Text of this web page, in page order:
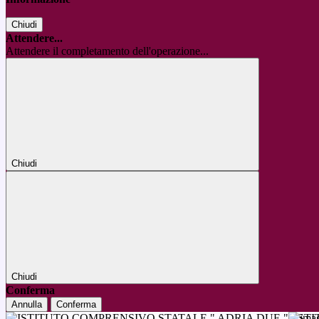
Chiudi
Attendere...
Attendere il completamento dell'operazione...
Chiudi
Chiudi
Conferma
Annulla Conferma